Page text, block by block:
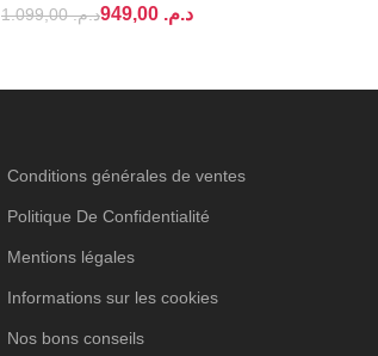
د.م.1.099,00 د.م.
Conditions générales de ventes
Politique De Confidentialité
Mentions légales
Informations sur les cookies
Nos bons conseils